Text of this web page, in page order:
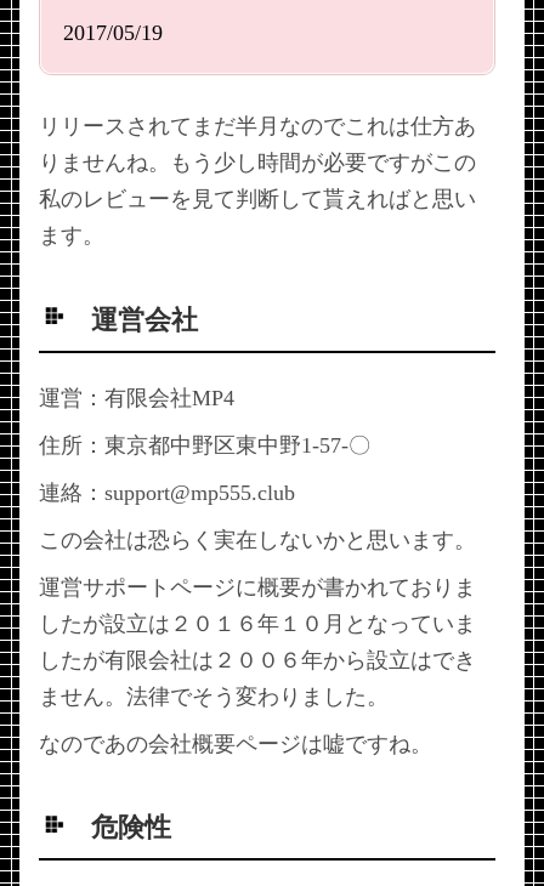
2017/05/19
リリースされてまだ半月なのでこれは仕方あ
りませんね。もう少し時間が必要ですがこの
私のレビューを見て判断して貰えればと思い
ます。
運営会社
運営：有限会社MP4
住所：東京都中野区東中野1-57-〇
連絡：support@mp555.club
この会社は恐らく実在しないかと思います。
運営サポートページに概要が書かれておりま
したが設立は２０１６年１０月となっていま
したが有限会社は２００６年から設立はでき
ません。法律でそう変わりました。
なのであの会社概要ページは嘘ですね。
危険性